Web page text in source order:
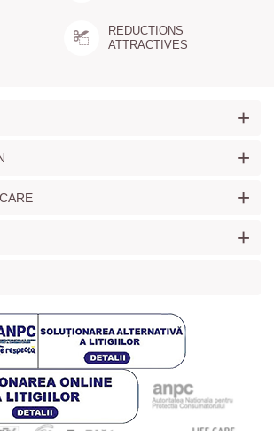
REDUCTIONS
ATTRACTIVES
+
+
+
+